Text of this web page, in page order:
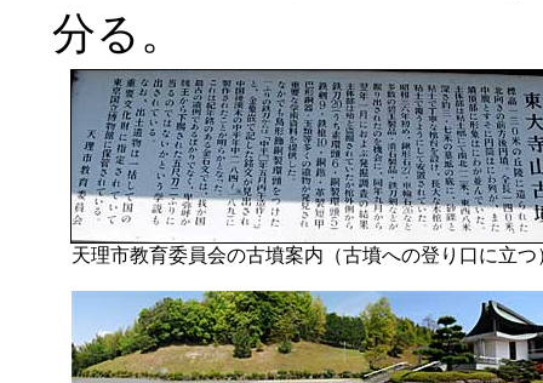
分る。
天理市教育委員会の古墳案内（古墳への登り口に立つ